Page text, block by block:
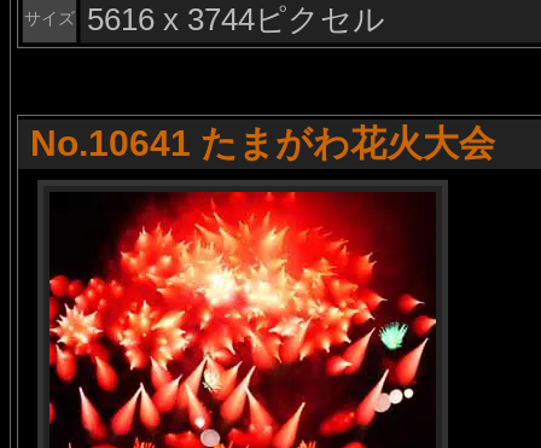
サイズ 5616 x 3744ピクセル
No.10641 たまがわ花火大会